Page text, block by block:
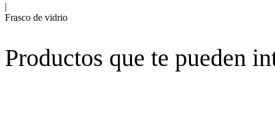
|
Frasco de vidrio
Productos que te pueden